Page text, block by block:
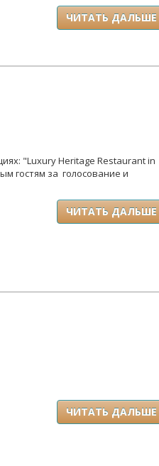
ЧИТАТЬ ДАЛЬШЕ
"Luxury Heritage Restaurant in
гостям за голосование и
ЧИТАТЬ ДАЛЬШЕ
ЧИТАТЬ ДАЛЬШЕ